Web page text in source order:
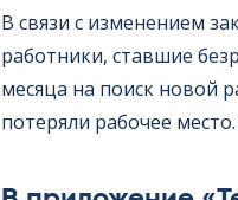
В связи с изменением
работники, ставшие
месяца на поиск новой
потеряли рабочее